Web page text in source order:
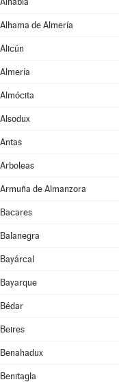
Alhama de Almería
Alicún
Almería
Almócita
Alsodux
Antas
Arboleas
Armuña de Almanzora
Bacares
Balanegra
Bayárcal
Bayarque
Bédar
Beires
Benahadux
Benitagla